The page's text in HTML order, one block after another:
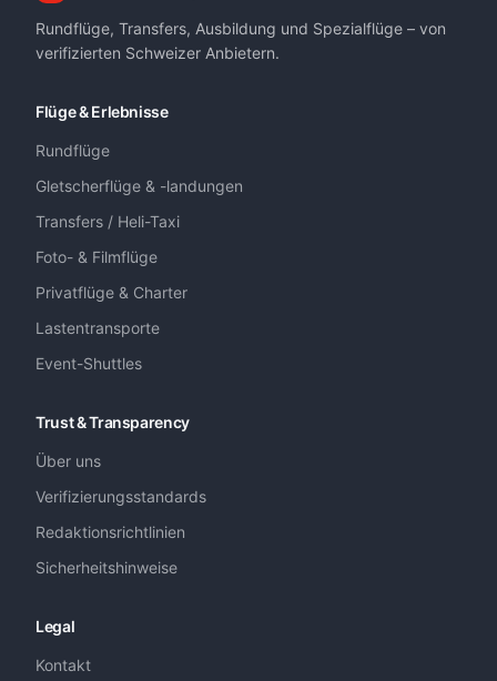
Rundflüge, Transfers, Ausbildung und Spezialflüge – von
verifizierten Schweizer Anbietern.
Flüge & Erlebnisse
Rundflüge
Gletscherflüge & -landungen
Transfers / Heli-Taxi
Foto- & Filmflüge
Privatflüge & Charter
Lastentransporte
Event-Shuttles
Trust & Transparency
Über uns
Verifizierungsstandards
Redaktionsrichtlinien
Sicherheitshinweise
Legal
Kontakt